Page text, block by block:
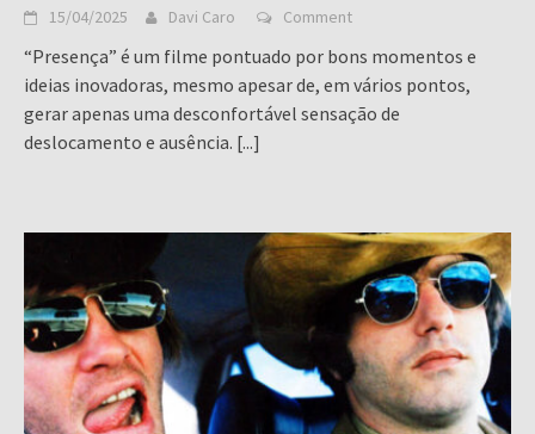
15/04/2025 Davi Caro Comment
“Presença” é um filme pontuado por bons momentos e
ideias inovadoras, mesmo apesar de, em vários pontos,
gerar apenas uma desconfortável sensação de
deslocamento e ausência. [...]